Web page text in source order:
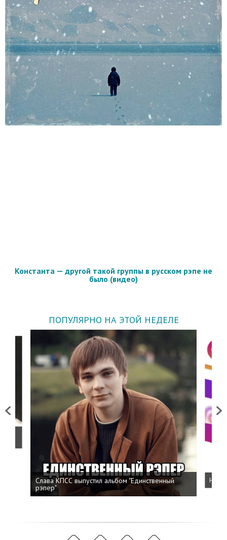
Константа — другой такой группы в русском рэпе не
было (видео)
ПОПУЛЯРНО НА ЭТОЙ НЕДЕЛЕ
Previous
Слава КПСС выпустил альбом "Единственный
рэпер"
Next